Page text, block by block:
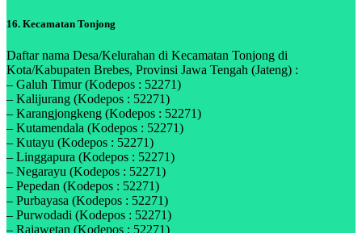
16. Kecamatan Tonjong
Daftar nama Desa/Kelurahan di Kecamatan Tonjong di
Kota/Kabupaten Brebes, Provinsi Jawa Tengah (Jateng) :
– Galuh Timur (Kodepos : 52271)
– Kalijurang (Kodepos : 52271)
– Karangjongkeng (Kodepos : 52271)
– Kutamendala (Kodepos : 52271)
– Kutayu (Kodepos : 52271)
– Linggapura (Kodepos : 52271)
– Negarayu (Kodepos : 52271)
– Pepedan (Kodepos : 52271)
– Purbayasa (Kodepos : 52271)
– Purwodadi (Kodepos : 52271)
– Rajawetan (Kodepos : 52271)